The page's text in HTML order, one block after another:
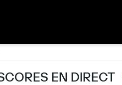
EN DIRECT